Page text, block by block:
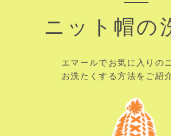
ニット帽の
エマールでお気に入りの
お洗たくする方法をご紹